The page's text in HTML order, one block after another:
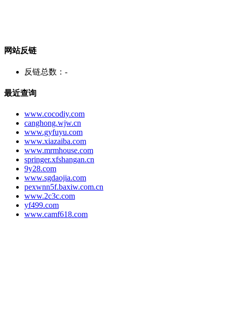
网站反链
反链总数： -
最近查询
www.cocodiy.com
canghong.wjw.cn
www.gyfuyu.com
www.xiazaiba.com
www.mrmhouse.com
springer.xfshangan.cn
9y28.com
www.sgdaojia.com
pexwnn5f.baxiw.com.cn
www.2c3c.com
yf499.com
www.camf618.com